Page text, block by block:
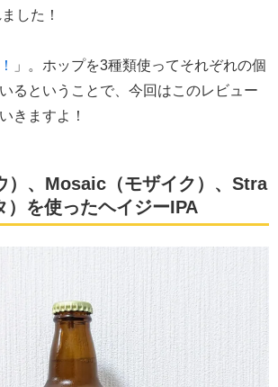
した！
」。ホップを3種類使ってそれぞれの個
るということで、今回はこのレビュー
きますよ！
）、Mosaic（モザイク）、Stra
）を使ったヘイジーIPA